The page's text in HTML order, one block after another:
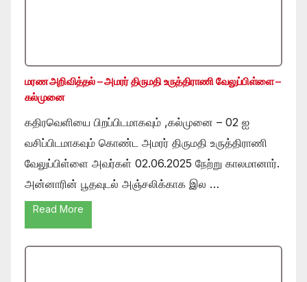
மரண அறிவித்தல் – அமரர் திருமதி உருத்திராணி வேலுப்பிள்ளை –
கல்முனை
கதிரவெளியை பிறப்பிடமாகவும் ,கல்முனை – 02 ஐ
வசிப்பிடமாகவும் கொண்ட அமரர் திருமதி உருத்திராணி
வேலுப்பிள்ளை அவர்கள் 02.06.2025 நேற்று காலமானார்.
அன்னாரின் பூதவுடல் அஞ்சலிக்காக இல …
Read More